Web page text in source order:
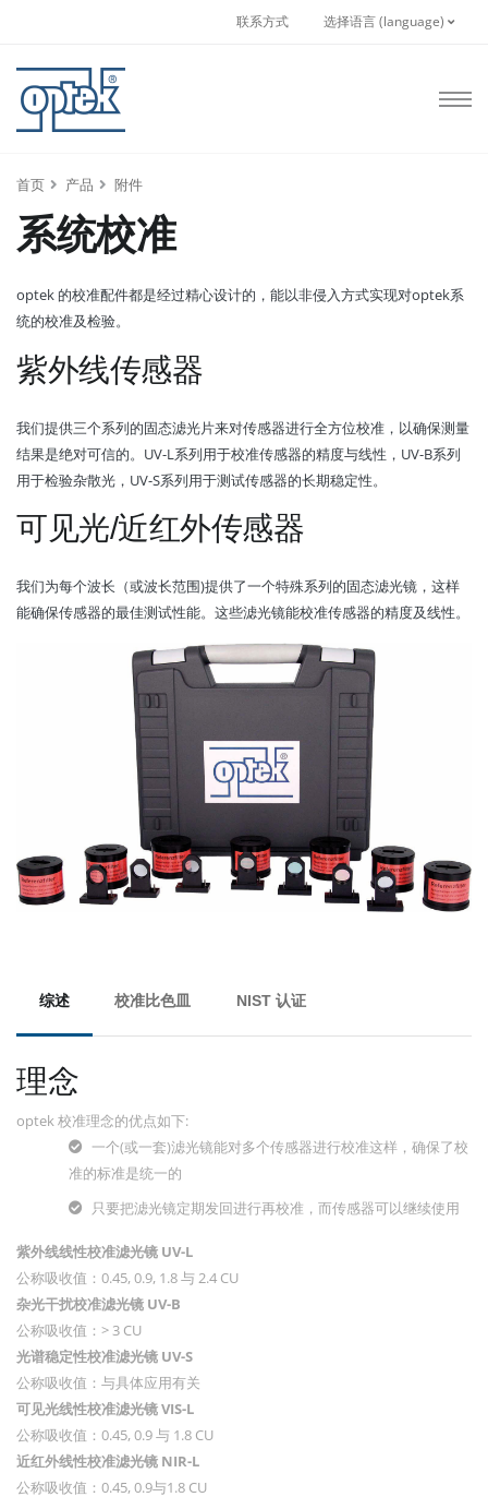
联系方式 选择语言 (language)
首页 产品 附件
系统校准
optek 的校准配件都是经过精心设计的，能以非侵入方式实现对optek系
统的校准及检验。
紫外线传感器
我们提供三个系列的固态滤光片来对传感器进行全方位校准，以确保测量
结果是绝对可信的。UV-L系列用于校准传感器的精度与线性，UV-B系列
用于检验杂散光，UV-S系列用于测试传感器的长期稳定性。
可见光/近红外传感器
我们为每个波长（或波长范围)提供了一个特殊系列的固态滤光镜，这样
能确保传感器的最佳测试性能。这些滤光镜能校准传感器的精度及线性。
综述 校准比色皿 NIST 认证
理念
optek 校准理念的优点如下:
一个(或一套)滤光镜能对多个传感器进行校准这样，确保了校
准的标准是统一的
只要把滤光镜定期发回进行再校准，而传感器可以继续使用
紫外线线性校准滤光镜 UV-L
公称吸收值： 0.45, 0.9, 1.8 与 2.4 CU
杂光干扰校准滤光镜 UV-B
公称吸收值： > 3 CU
光谱稳定性校准滤光镜 UV-S
公称吸收值： 与具体应用有关
可见光线性校准滤光镜 VIS-L
公称吸收值： 0.45, 0.9 与 1.8 CU
近红外线性校准滤光镜 NIR-L
公称吸收值： 0.45, 0.9与1.8 CU